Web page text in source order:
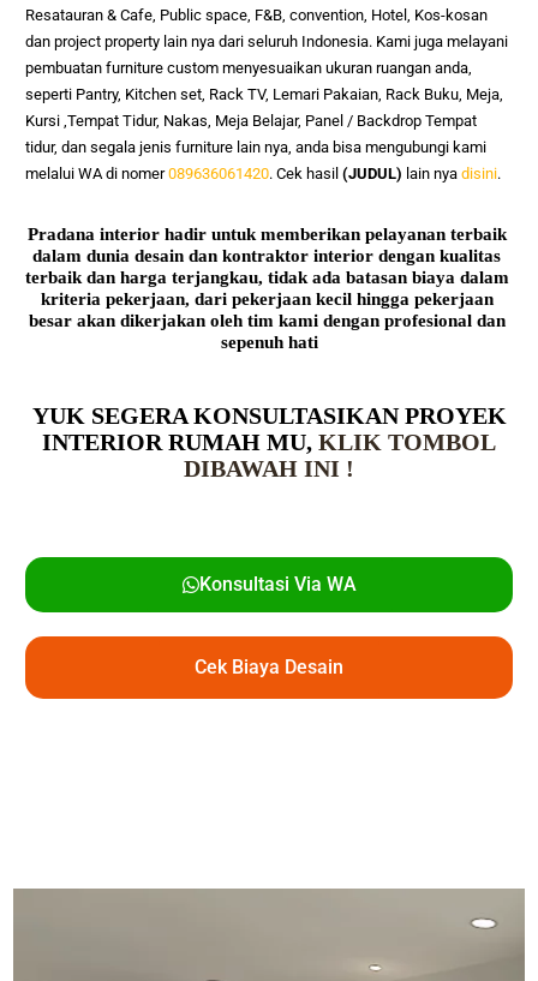
Resatauran & Cafe, Public space, F&B, convention, Hotel, Kos-kosan
dan project property lain nya dari seluruh Indonesia. Kami juga melayani
pembuatan furniture custom menyesuaikan ukuran ruangan anda,
seperti Pantry, Kitchen set, Rack TV, Lemari Pakaian, Rack Buku, Meja,
Kursi ,Tempat Tidur, Nakas, Meja Belajar, Panel / Backdrop Tempat
tidur, dan segala jenis furniture lain nya, anda bisa mengubungi kami
melalui WA di nomer 089636061420. Cek hasil(JUDUL) lain nyadisini.
Pradana interior hadir untuk memberikan pelayanan terbaik
dalam dunia desain dan kontraktor interior dengan kualitas
terbaik dan harga terjangkau, tidak ada batasan biaya dalam
kriteria pekerjaan, dari pekerjaan kecil hingga pekerjaan
besar akan dikerjakan oleh tim kami dengan profesional dan
sepenuh hati
YUK SEGERA KONSULTASIKAN PROYEK
INTERIOR RUMAH MU, KLIK TOMBOL
DIBAWAH INI !
Konsultasi Via WA
Cek Biaya Desain